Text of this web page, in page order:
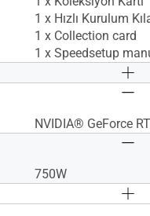
1 x Hızlı Kurulum
1 x Collection card
1 x Speedsetup
Dijital Maksimum
NVIDIA® GeForce
750W